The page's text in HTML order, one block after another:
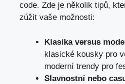
code. Zde je několik tipů,
zúžit vaše možnosti:
Klasika versus
klasické kousky pro
moderní trendy pro
Slavnostní nebo